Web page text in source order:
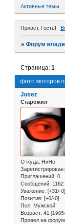
Активные темы
Привет, Гость!
»Форум
фото моторов
Страница:1
Jusez
Старожил
Откуда: НиНо
Зарегистрирован
Приглашений: 0
Сообщений: 1162
Уважение: [+31/-0]
Позитив: [+6/-0]
Пол: Мужской
Возраст: 41
Провел на